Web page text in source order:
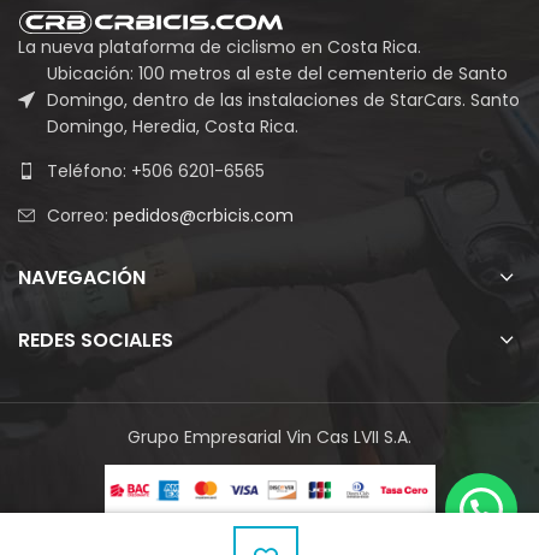
La nueva plataforma de ciclismo en Costa Rica.
Ubicación: 100 metros al este del cementerio de Santo
Domingo, dentro de las instalaciones de StarCars. Santo
Domingo, Heredia, Costa Rica.
Teléfono: +506 6201-6565
Correo: pedidos@crbicis.com
NAVEGACIÓN
REDES SOCIALES
Grupo Empresarial Vin Cas LVII S.A.